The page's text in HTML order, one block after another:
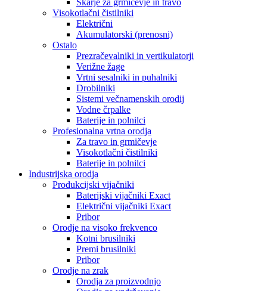
Visokotlačni čistilniki
Električni
Akumulatorski (prenosni)
Ostalo
Prezračevalniki in vertikulatorji
Verižne žage
Vrtni sesalniki in puhalniki
Drobilniki
Sistemi večnamenskih orodij
Vodne črpalke
Baterije in polnilci
Profesionalna vrtna orodja
Za travo in grmičevje
Visokotlačni čistilniki
Baterije in polnilci
Industrijska orodja
Produkcijski vijačniki
Baterijski vijačniki Exact
Električni vijačniki Exact
Pribor
Orodje na visoko frekvenco
Kotni brusilniki
Premi brusilniki
Pribor
Orodje na zrak
Orodja za proizvodnjo